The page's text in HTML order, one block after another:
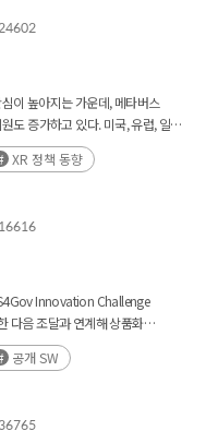
오기 이전부터 SW 인재 양성의
매우 의미있는 성과를 보이고
인재 양성의 양적인 확대뿐만
중요하게 여기고 지원 대학을
적 확대에 정책의 무게를 두는
성은 세계적인 경쟁력을 갖는 슈퍼
성이 매우 중요한 이슈가 되고
2019년부터 과기정통부에서
생각한다. AI 분야의 전문 인력은
본적인 개발 역량을 갖추었다고
엔트리 수준의 개발자라고 볼 수
인력이 배출되는 셈이다. 현재
확대해서 최소 15~20개 대학에서
역에까지 그 내용이 심화되고
부각되는 ‘디지털 지정학’의
심으로 두 강대국이 글로벌
화를 촉발시킨 사건이 코로나19
인해서 창출된 비대면(非對面,
제조업 기업이라 할지라도
산했다. 코로나19 사태가
급속도로 이뤄지는 디지 털
주목할 것은, 디지털 경쟁의 장이
가와 진영의 경계도 높아지고
해 온 인터넷도 기업별로 또는
변화는 ‘글로벌 생태계’라기보다는
‘사이버 주권론’과 같은 기존의
는 좀 더 근본적인 차원의
거버넌스의 체계로부터 독립된,
러한 움직임에 대해 미국도 일본,
이 높아지는 가운데, 메타버스
도 증가하고 있다. 미국, 유럽, 일본
향을 파악하고, 국내 XR 산업과
.XR 정책 동향
16616
Innovation Challenge
다음 조달과 연계해 상품화
우수 인재를 활용하고 공공·
SW 제반을 기반으로 하고 있다.
한 공개SW 협업플랫폼을
육성에 박차를 가하고 있다.
공개 SW
36765